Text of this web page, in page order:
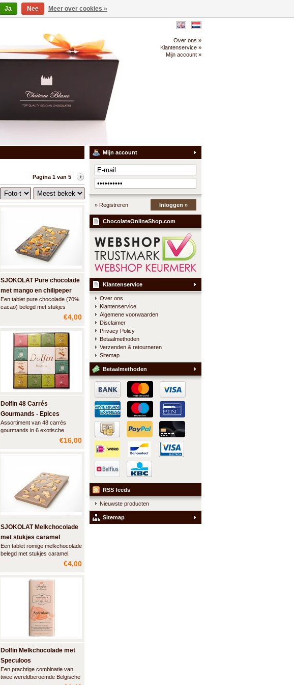
Over ons »
Klantenservice »
Mijn account »
Pagina 1 van 5
SJOKOLAT Pure chocolade
met mango en chilipeper
Een tablet pure chocolade (70%
cacao) belegd met stukjes
geconfijte mango en fijn gemalen
€4,00
Dolfin 48 Carrés
Gourmands - Epices
Assortiment van 48 carrés
gourmands in 6 exotische
smaakvariaties: Melk chocolade
met kaneel / Pure chocolade met
gember / Pure chocolade met
Earl Grey thee.
€16,00
SJOKOLAT Melkchocolade
met stukjes caramel
Een tablet romige melkchocolade
belegd met stukjes caramel.
€4,00
Dolfin Melkchocolade met
Speculoos
Een prachtige combinatie van
twee wereldberoemde Belgische
Mijn account
» Registreren Inloggen »
ChocolateOnlineShop.com
Klantenservice
Over ons
Klantenservice
Algemene voorwaarden
Disclaimer
Privacy Policy
Betaalmethoden
Verzenden & retourneren
Sitemap
Betaalmethoden
RSS feeds
Nieuwste producten
Sitemap
Ja Nee Meer over cookies »